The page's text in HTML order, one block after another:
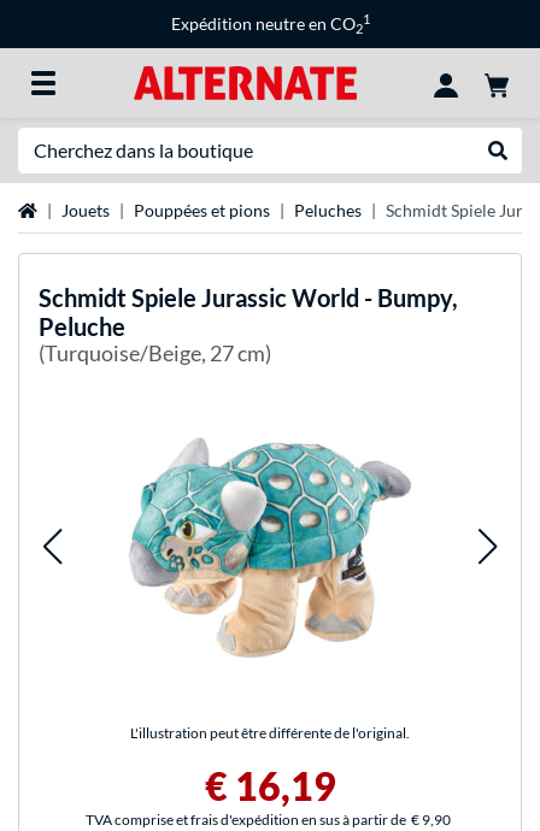
Expédition neutre en CO2
1
Page d'accueil
Jouets Pouppées et pions Peluches Schmidt Spiele
Schmidt Spiele Jurassic World - Bumpy,
Peluche
(Turquoise/Beige, 27 cm)
L'illustration peut être différente de l'original.
€ 16,19
TVA comprise et frais d'expédition en sus à partir de € 9,90